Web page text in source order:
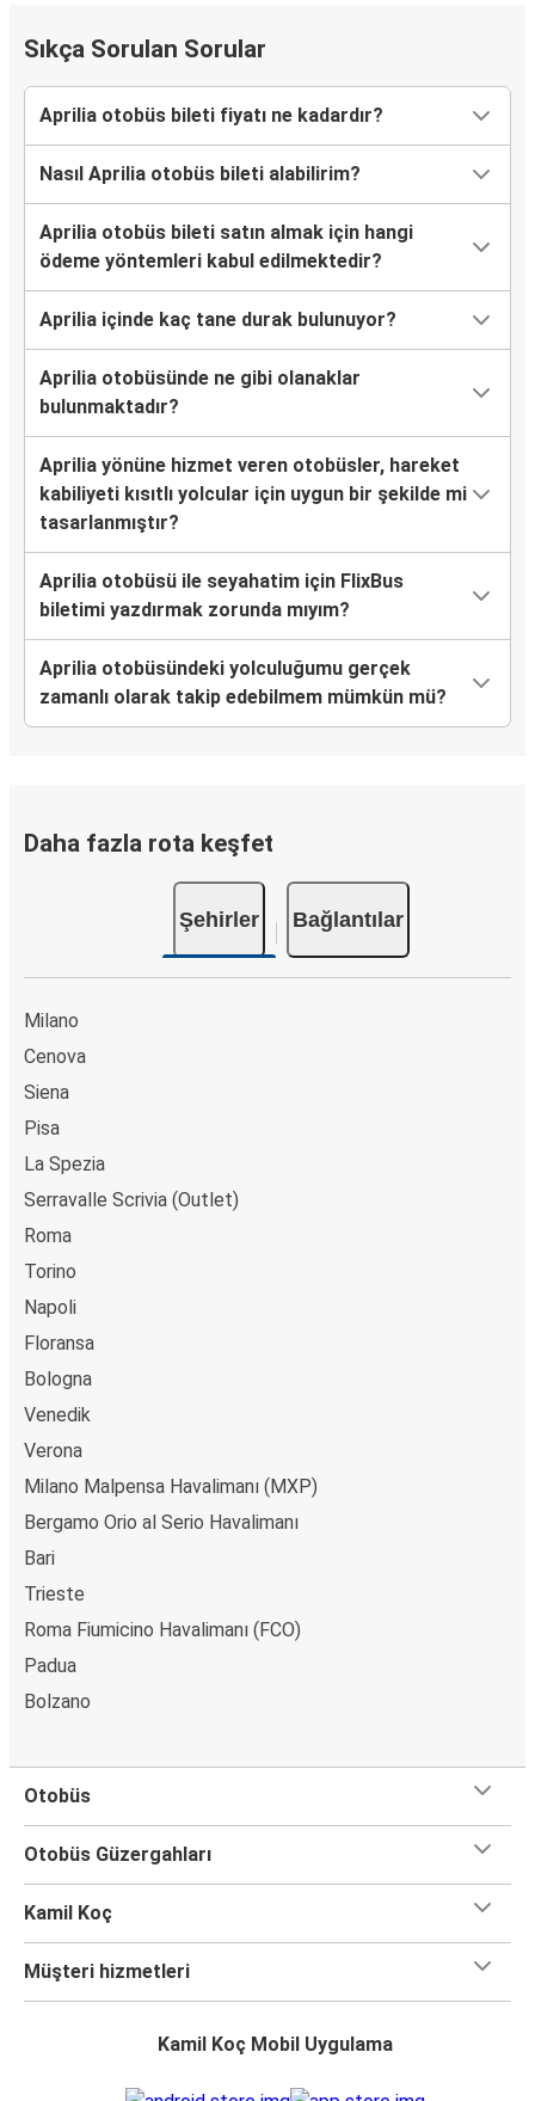
Sıkça Sorulan Sorular
Aprilia otobüs bileti fiyatı ne kadardır?
Nasıl Aprilia otobüs bileti alabilirim?
Aprilia otobüs bileti satın almak için hangi
ödeme yöntemleri kabul edilmektedir?
Aprilia içinde kaç tane durak bulunuyor?
Aprilia otobüsünde ne gibi olanaklar
bulunmaktadır?
Aprilia yönüne hizmet veren otobüsler, hareket
kabiliyeti kısıtlı yolcular için uygun bir şekilde mi
tasarlanmıştır?
Aprilia otobüsü ile seyahatim için FlixBus
biletimi yazdırmak zorunda mıyım?
Aprilia otobüsündeki yolculuğumu gerçek
zamanlı olarak takip edebilmem mümkün mü?
Daha fazla rota keşfet
Şehirler Bağlantılar
Milano
Cenova
Siena
Pisa
La Spezia
Serravalle Scrivia (Outlet)
Roma
Torino
Napoli
Floransa
Bologna
Venedik
Verona
Milano Malpensa Havalimanı (MXP)
Bergamo Orio al Serio Havalimanı
Bari
Trieste
Roma Fiumicino Havalimanı (FCO)
Padua
Bolzano
Otobüs
Otobüs Güzergahları
Kamil Koç
Müşteri hizmetleri
Kamil Koç Mobil Uygulama